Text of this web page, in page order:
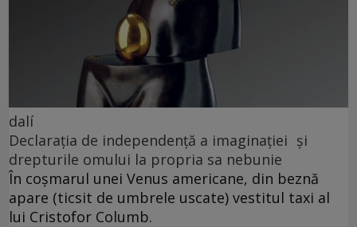
dalí
Declarația de independență a imaginației și
drepturile omului la propria sa nebunie
În coșmarul unei Venus americane, din beznă
apare (ticsit de umbrele uscate) vestitul taxi al
lui Cristofor Columb.